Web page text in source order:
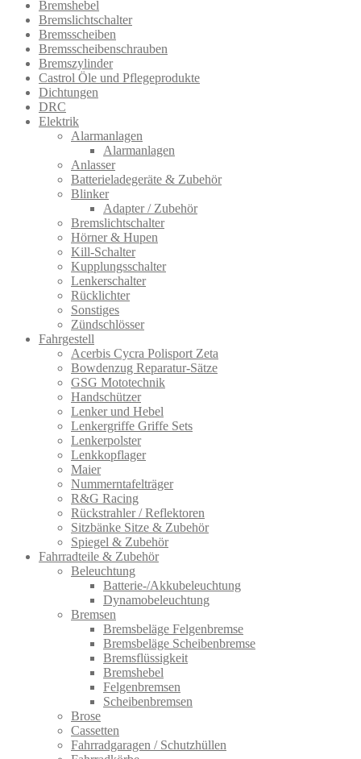
Bremshebel
Bremslichtsch​alter
Bremsscheiben
Bremsscheibenschrauben
Bremszylinder
Castrol Öle und Pflegeprodukte
Dichtungen
DRC
Elektrik
Alarmanlagen
Alarmanlagen
Anlasser
Batterieladegeräte & Zubehör
Blinker
Adapter / Zubehör
Bremslichtschalter
Hörner & Hupen
Kill-Schalter
Kupplungsschalter
Lenkerschalter
Rücklichter
Sonstiges
Zündschlösser
Fahrgestell
Acerbis Cycra Polisport Zeta
Bowdenzug Reparatur-Sätze
GSG Mototechnik
Handschützer
Lenker und Hebel
Lenkergriffe Griffe Sets
Lenkerpolster
Lenkkopflager
Maier
Nummerntafelträger
R&G Racing
Rückstrahler / Reflektoren
Sitzbänke Sitze & Zubehör
Spiegel & Zubehör
Fahrradteile & Zubehör
Beleuchtung
Batterie-/Akkubeleuchtung
Dynamobeleuchtung
Bremsen
Bremsbeläge Felgenbremse
Bremsbeläge Scheibenbremse
Bremsflüssigkeit
Bremshebel
Felgenbremsen
Scheibenbremsen
Brose
Cassetten
Fahrradgaragen / Schutzhüllen